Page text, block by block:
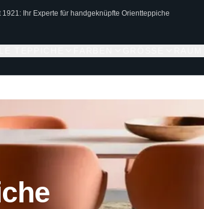
1921: Ihr Experte für handgeknüpfte Orientteppiche